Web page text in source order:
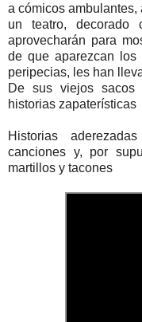
a cómicos
un teatro, decorado
aprovecharán para
de que aparezcan los
peripecias, les han
De sus viejos sacos
historias zapaterísticas
Historias
canciones y, por
martillos y tacones